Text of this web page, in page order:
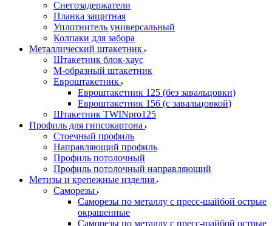
Снегозадержатели
Планка защитная
Уплотнитель универсальный
Колпаки для забора
Металлический штакетник
Штакетник блок-хаус
М-образный штакетник
Евроштакетник
Евроштакетник 125 (без завальцовки)
Евроштакетник 156 (с завальцовкой)
Штакетник TWINpro125
Профиль для гипсокартона
Стоечный профиль
Направляющий профиль
Профиль потолочный
Профиль потолочный направляющий
Метизы и крепежные изделия
Саморезы
Саморезы по металлу с пресс-шайбой острые
окрашенные
Саморезы по металлу с пресс-шайбой острые